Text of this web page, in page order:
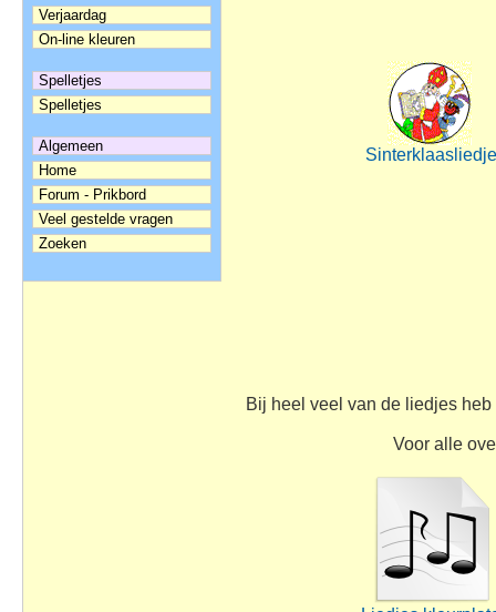
Verjaardag
On-line kleuren
Spelletjes
Spelletjes
Algemeen
Home
Forum - Prikbord
Veel gestelde vragen
Zoeken
Bij heel veel van de liedjes
Voor alle